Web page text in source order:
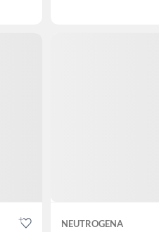
NEUTROGENA